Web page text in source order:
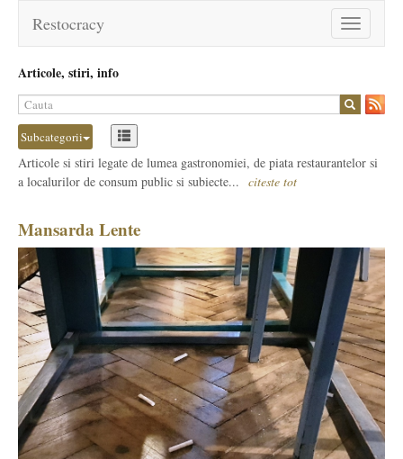
Toggle
navigation
Restocracy
Articole, stiri, info
Subcategorii
Articole si stiri legate de lumea gastronomiei, de piata restaurantelor si
a localurilor de consum public si subiecte... citeste tot
Mansarda Lente